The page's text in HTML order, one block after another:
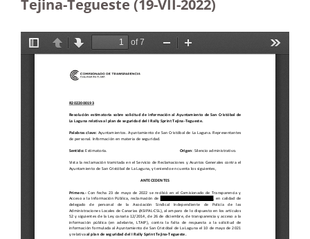
Tejina-Tegueste (19-VII-2022)